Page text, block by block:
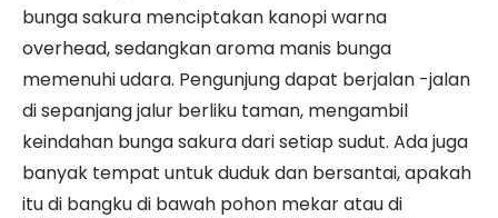
bunga sakura menciptakan kanopi warna
overhead, sedangkan aroma manis bunga
memenuhi udara. Pengunjung dapat berjalan -jalan
di sepanjang jalur berliku taman, mengambil
keindahan bunga sakura dari setiap sudut. Ada juga
banyak tempat untuk duduk dan bersantai, apakah
itu di bangku di bawah pohon mekar atau di